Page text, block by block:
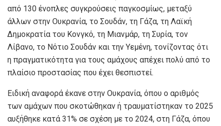
από 130 ένοπλες συγκρούσεις παγκοσμίως, μεταξύ
άλλων στην Ουκρανία, το Σουδάν, τη Γάζα, τη Λαϊκή
Δημοκρατία του Κονγκό, τη Μιανμάρ, τη Συρία, τον
Λίβανο, το Νότιο Σουδάν και την Υεμένη, τονίζοντας ότι
η πραγματικότητα για τους αμάχους απέχει πολύ από το
πλαίσιο προστασίας που έχει θεσπιστεί.
Ειδική αναφορά έκανε στην Ουκρανία, όπου ο αριθμός
των αμάχων που σκοτώθηκαν ή τραυματίστηκαν το 2025
αυξήθηκε κατά 31% σε σχέση με το 2024, στη Γάζα, όπου